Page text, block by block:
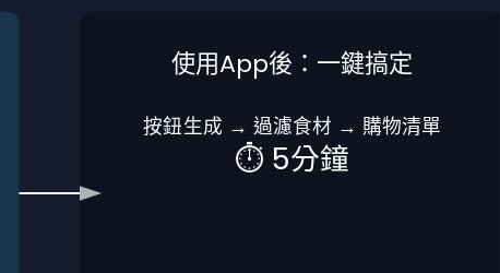
使用App後：一鍵搞定
按鈕生成 → 過濾食材 → 購物清單
⏱️ 5分鐘